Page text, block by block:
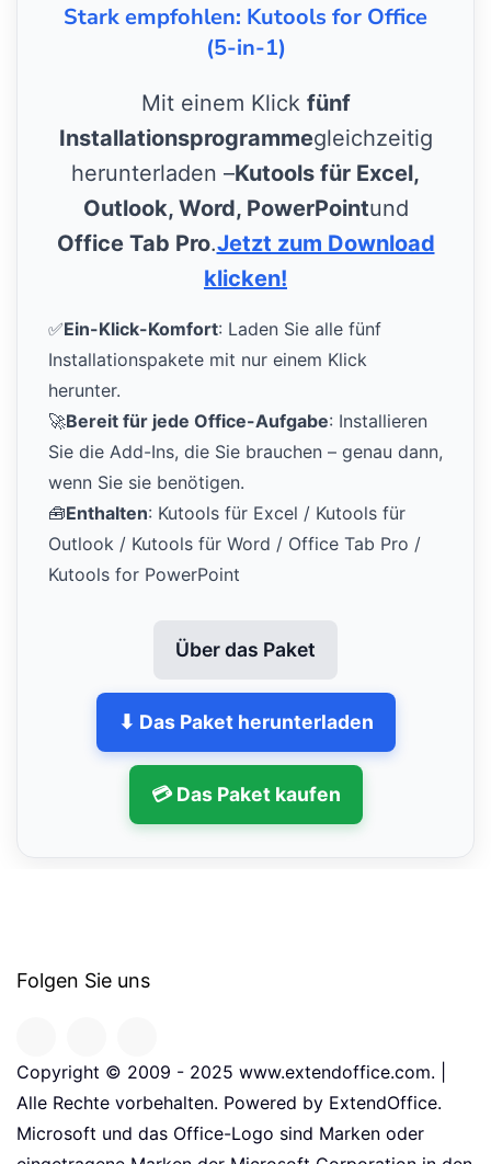
Stark empfohlen: Kutools for Office
(5-in-1)
Mit einem Klick fünf
Installationsprogrammegleichzeitig
herunterladen –Kutools für Excel,
Outlook, Word, PowerPointund
Office Tab Pro.Jetzt zum Download
klicken!
✅Ein-Klick-Komfort: Laden Sie alle fünf
Installationspakete mit nur einem Klick
herunter.
🚀Bereit für jede Office-Aufgabe: Installieren
Sie die Add-Ins, die Sie brauchen – genau dann,
wenn Sie sie benötigen.
🧰Enthalten: Kutools für Excel / Kutools für
Outlook / Kutools für Word / Office Tab Pro /
Kutools for PowerPoint
Über das Paket
⬇ Das Paket herunterladen
💳 Das Paket kaufen
Folgen Sie uns
Copyright © 2009 - 2025 www.extendoffice.com. |
Alle Rechte vorbehalten. Powered by ExtendOffice.
Microsoft und das Office-Logo sind Marken oder